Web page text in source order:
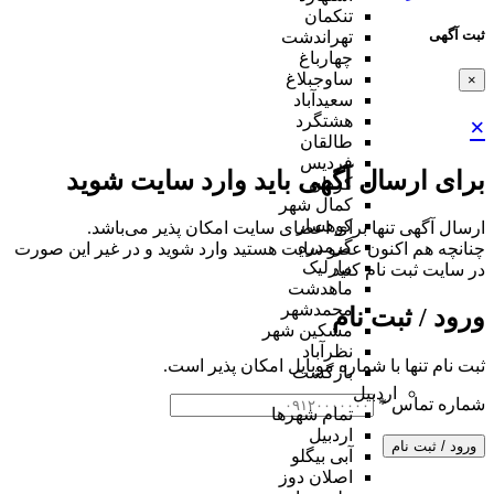
ثبت آگهی
×
×
برای ارسال آگهی باید وارد سایت شوید
ارسال آگهی تنها برای اعضای سایت امکان پذیر می‌باشد.
چنانچه هم‌ اکنون عضو سایت هستید وارد شوید و در غیر این صورت
در سایت ثبت نام کنید
ورود / ثبت نام
ثبت نام تنها با شماره موبایل امکان پذیر است.
شماره تماس*
ورود / ثبت نام
تنکمان
تهراندشت
چهارباغ
ساوجبلاغ
سعیدآباد
هشتگرد
طالقان
فردیس
کردان
کمال شهر
کوهسار
گرمدره
مارلیک
ماهدشت
محمدشهر
مشکین شهر
نظرآباد
بازگشت
اردبیل
تمام شهر‌ها
اردبیل
آبی بیگلو
اصلان دوز